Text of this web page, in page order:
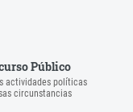
Público
actividades políticas
circunstancias